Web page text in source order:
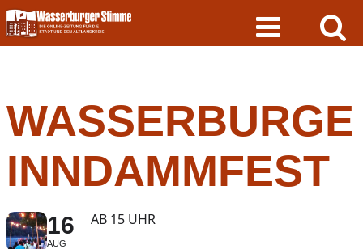
Skip
to
content
INNDAMMFEST
16
AUG
AB 15 UHR